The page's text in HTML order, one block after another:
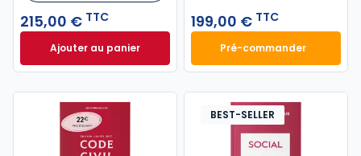
215,00 € TTC
Ajouter au panierMémento Fiscal 2026 à 215,00 € TTC
199,00 € TTC
Pré-commander
Mémento
BEST-SELLER